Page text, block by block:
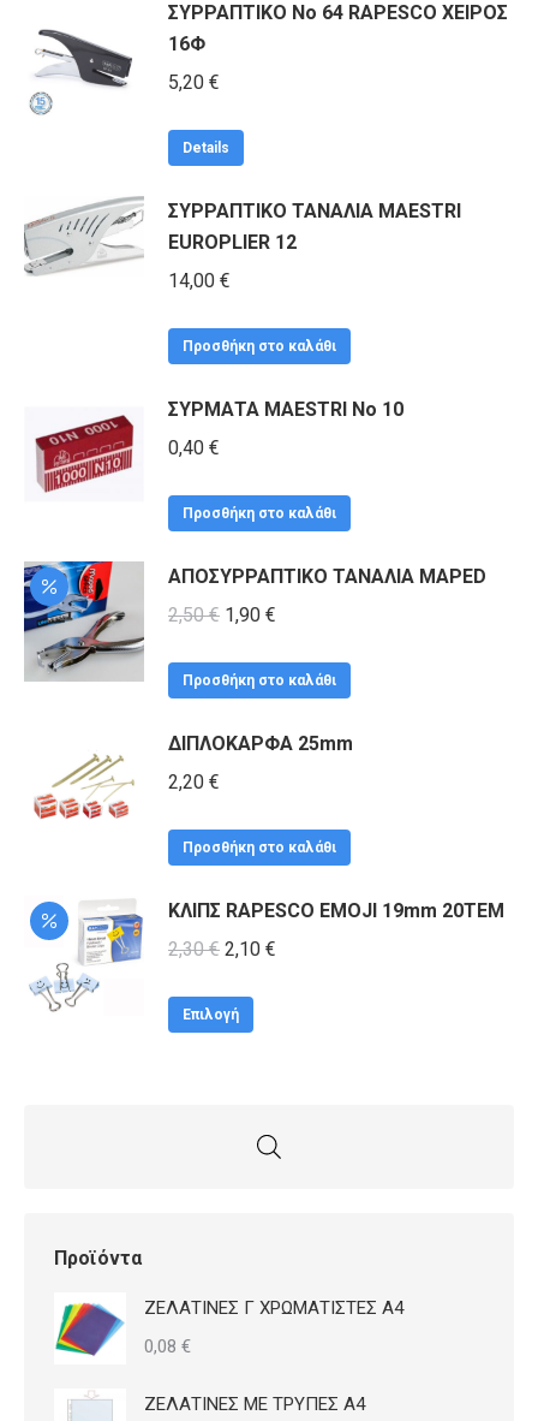
ΣΥΡΡΑΠΤΙΚΟ Νο 64 RAPESCO ΧΕΙΡΟΣ
16Φ
5,20 €
Details
ΣΥΡΡΑΠΤΙΚΟ ΤΑΝΑΛΙΑ MAESTRI
EUROPLIER 12
14,00 €
Προσθήκη στο καλάθι
ΣΥΡΜΑΤΑ MAESTRI Νο 10
0,40 €
Προσθήκη στο καλάθι
ΑΠΟΣΥΡΡΑΠΤΙΚΟ ΤΑΝΑΛΙΑ MAPED
2,50€ Original
was:
1,90 €
τιμή
1,90 €.
Προσθήκη στο καλάθι
ΔΙΠΛΟΚΑΡΦΑ 25mm
2,20 €
Προσθήκη στο καλάθι
ΚΛΙΠΣ RAPESCO EMOJI 19mm 20TEM
2,30€ Original
was:
2,10 €
Επιλογή
πολλαπλές
να
σελίδα
Προϊόντα
ΖΕΛΑΤΙΝΕΣ Γ ΧΡΩΜΑΤΙΣΤΕΣ Α4
0,08 €
ΖΕΛΑΤΙΝΕΣ ΜΕ ΤΡΥΠΕΣ Α4